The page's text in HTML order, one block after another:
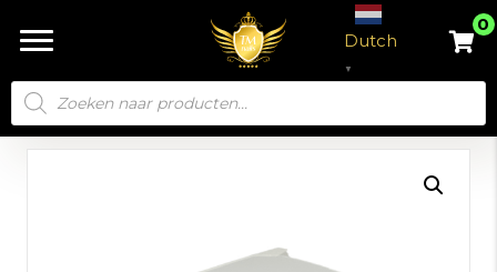
Dutch
▼
0
Producten
zoeken